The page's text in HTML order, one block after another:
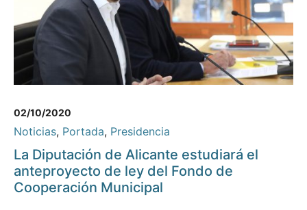
02/10/2020
Noticias, Portada, Presidencia
La Diputación de Alicante estudiará el
anteproyecto de ley del Fondo de
Cooperación Municipal